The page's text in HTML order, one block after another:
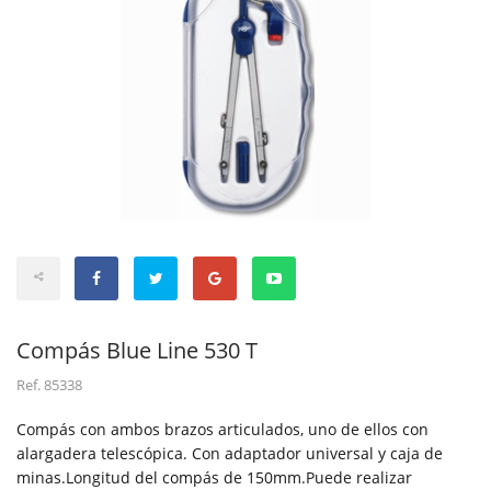
Compás Blue Line 530 T
Ref.85338
Compás con ambos brazos articulados, uno de ellos con
alargadera telescópica. Con adaptador universal y caja de
minas.Longitud del compás de 150mm.Puede realizar